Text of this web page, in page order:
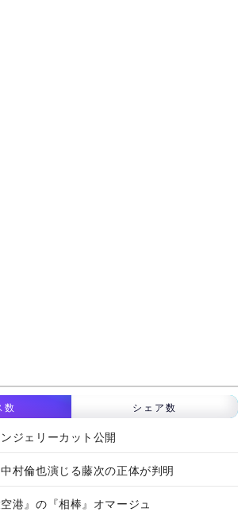
数 シェア数
ジェリーカット公開
中村倫也演じる藤次の正体が判明
港』の『相棒』オマージュ